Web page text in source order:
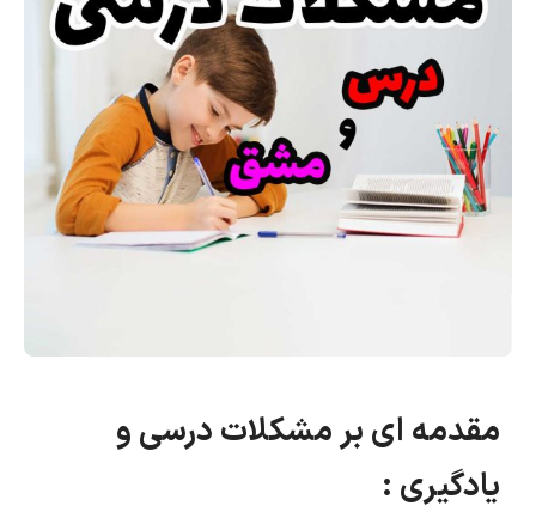
مقدمه ای بر مشکلات درسی و
یادگیری :